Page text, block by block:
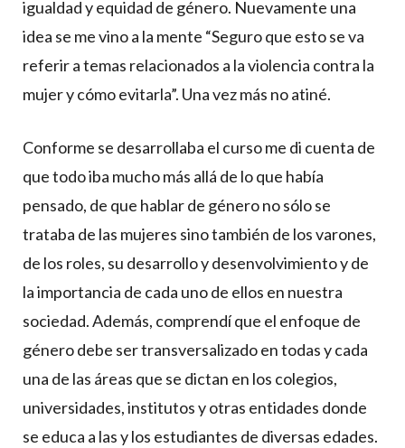
igualdad y equidad de género. Nuevamente una
idea se me vino a la mente “Seguro que esto se va
referir a temas relacionados a la violencia contra la
mujer y cómo evitarla”. Una vez más no atiné.
Conforme se desarrollaba el curso me di cuenta de
que todo iba mucho más allá de lo que había
pensado, de que hablar de género no sólo se
trataba de las mujeres sino también de los varones,
de los roles, su desarrollo y desenvolvimiento y de
la importancia de cada uno de ellos en nuestra
sociedad. Además, comprendí que el enfoque de
género debe ser transversalizado en todas y cada
una de las áreas que se dictan en los colegios,
universidades, institutos y otras entidades donde
se educa a las y los estudiantes de diversas edades.